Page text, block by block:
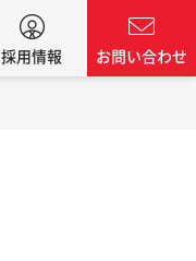
採用情報 お問い合わせ